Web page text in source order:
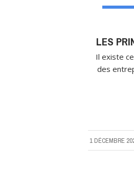
LES
Il existe
des
1 DÉCEMBRE